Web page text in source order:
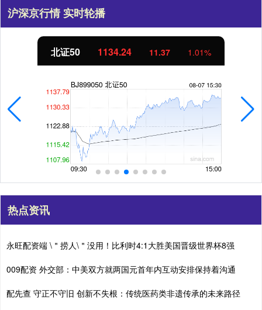
沪深京行情 实时轮播
创业板指 3563.12 47.56 1.35%
热点资讯
永旺配资端 \＂捞人\＂没用！比利时4:1大胜美国晋级世界杯8强
009配资 外交部：中美双方就两国元首年内互动安排保持着沟通
配先查 守正不守旧 创新不失根：传统医药类非遗传承的未来路径